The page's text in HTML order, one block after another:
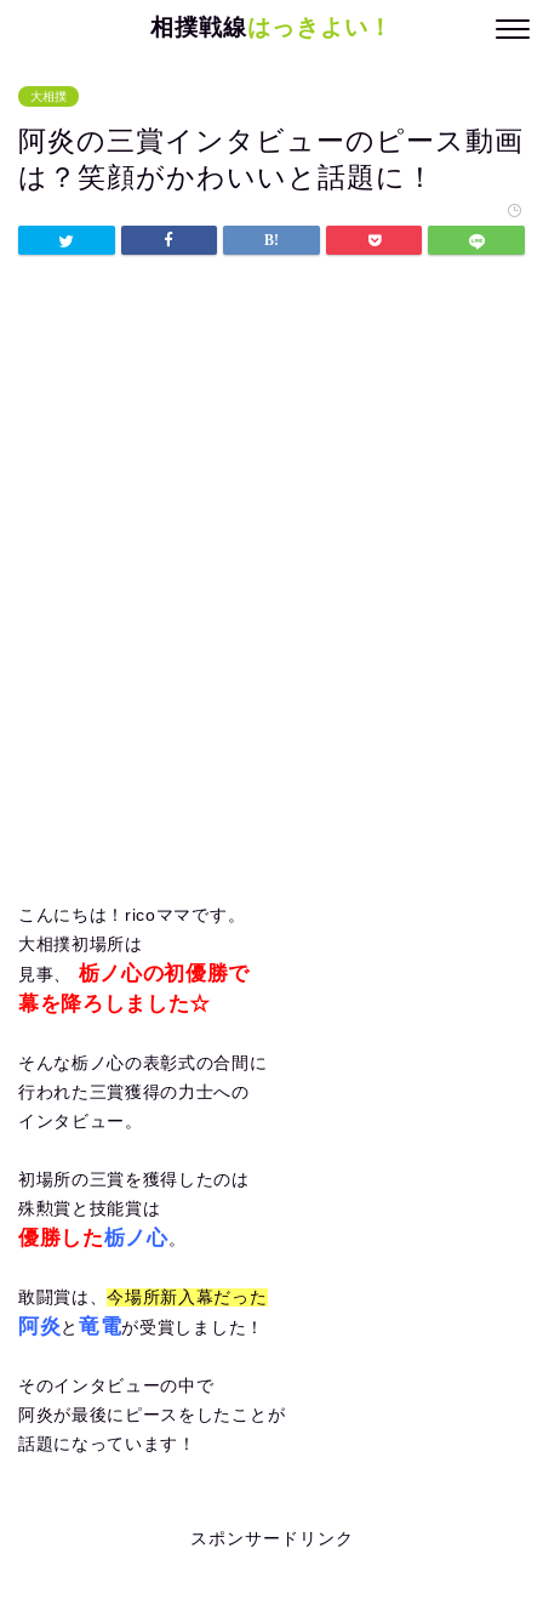
相撲戦線はっきよい！
大相撲
阿炎の三賞インタビューのピース動画
は？笑顔がかわいいと話題に！
こんにちは！ricoママです。
大相撲初場所は
見事、
栃ノ心の初優勝で
幕を降ろしました☆
そんな栃ノ心の表彰式の合間に
行われた三賞獲得の力士への
インタビュー。
初場所の三賞を獲得したのは
殊勲賞と技能賞は
優勝した栃ノ心。
敢闘賞は、今場所新入幕だった
阿炎 と竜電が受賞しました！
そのインタビューの中で
阿炎が最後にピースをしたことが
話題になっています！
スポンサードリンク